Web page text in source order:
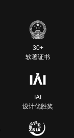
30+
软著证书
IAI
设计优胜奖